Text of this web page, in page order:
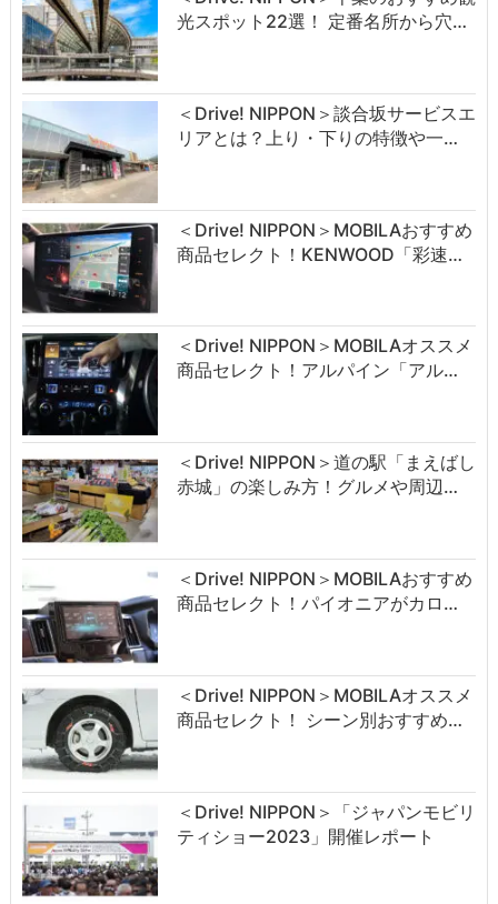
光スポット22選！ 定番名所から穴…
＜Drive! NIPPON＞談合坂サービスエ
リアとは？上り・下りの特徴や一…
＜Drive! NIPPON＞MOBILAおすすめ
商品セレクト！KENWOOD「彩速…
＜Drive! NIPPON＞MOBILAオススメ
商品セレクト！アルパイン「アル…
＜Drive! NIPPON＞道の駅「まえばし
赤城」の楽しみ方！グルメや周辺…
＜Drive! NIPPON＞MOBILAおすすめ
商品セレクト！パイオニアがカロ…
＜Drive! NIPPON＞MOBILAオススメ
商品セレクト！ シーン別おすすめ…
＜Drive! NIPPON＞「ジャパンモビリ
ティショー2023」開催レポート